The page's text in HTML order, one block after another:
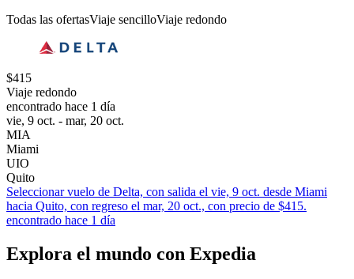
Todas las ofertasViaje sencilloViaje redondo
$415
Viaje redondo
encontrado hace 1 día
vie, 9 oct. - mar, 20 oct.
MIA
Miami
UIO
Quito
Seleccionar vuelo de Delta, con salida el vie, 9 oct. desde Miami
hacia Quito, con regreso el mar, 20 oct., con precio de $415.
encontrado hace 1 día
Explora el mundo con Expedia